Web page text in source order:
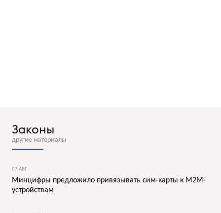
Законы
другие материалы
07 АВГ
Минцифры предложило привязывать сим-карты к M2M-
устройствам